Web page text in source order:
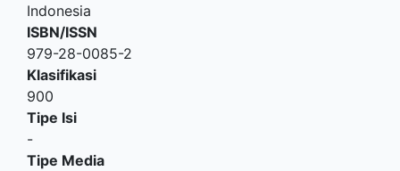
Indonesia
ISBN/ISSN
979-28-0085-2
Klasifikasi
900
Tipe Isi
-
Tipe Media